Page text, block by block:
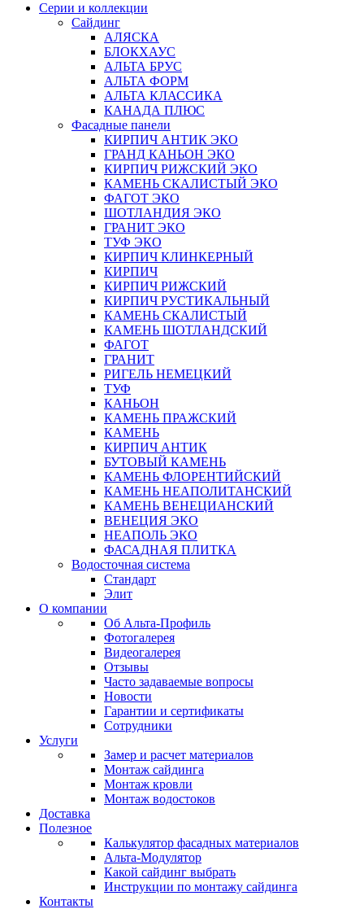
Серии и коллекции
Сайдинг
АЛЯСКА
БЛОКХАУС
АЛЬТА БРУС
АЛЬТА ФОРМ
АЛЬТА КЛАССИКА
КАНАДА ПЛЮС
Фасадные панели
КИРПИЧ АНТИК ЭКО
ГРАНД КАНЬОН ЭКО
КИРПИЧ РИЖСКИЙ ЭКО
КАМЕНЬ СКАЛИСТЫЙ ЭКО
ФАГОТ ЭКО
ШОТЛАНДИЯ ЭКО
ГРАНИТ ЭКО
ТУФ ЭКО
КИРПИЧ КЛИНКЕРНЫЙ
КИРПИЧ
КИРПИЧ РИЖСКИЙ
КИРПИЧ РУСТИКАЛЬНЫЙ
КАМЕНЬ СКАЛИСТЫЙ
КАМЕНЬ ШОТЛАНДСКИЙ
ФАГОТ
ГРАНИТ
РИГЕЛЬ НЕМЕЦКИЙ
ТУФ
КАНЬОН
КАМЕНЬ ПРАЖСКИЙ
КАМЕНЬ
КИРПИЧ АНТИК
БУТОВЫЙ КАМЕНЬ
КАМЕНЬ ФЛОРЕНТИЙСКИЙ
КАМЕНЬ НЕАПОЛИТАНСКИЙ
КАМЕНЬ ВЕНЕЦИАНСКИЙ
ВЕНЕЦИЯ ЭКО
НЕАПОЛЬ ЭКО
ФАСАДНАЯ ПЛИТКА
Водосточная система
Стандарт
Элит
О компании
Об Альта-Профиль
Фотогалерея
Видеогалерея
Отзывы
Часто задаваемые вопросы
Новости
Гарантии и сертификаты
Сотрудники
Услуги
Замер и расчет материалов
Монтаж сайдинга
Монтаж кровли
Монтаж водостоков
Доставка
Полезное
Калькулятор фасадных материалов
Альта-Модулятор
Какой сайдинг выбрать
Инструкции по монтажу сайдинга
Контакты